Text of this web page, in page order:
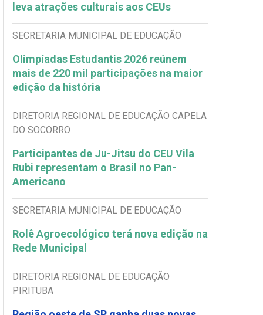
leva atrações culturais aos CEUs
SECRETARIA MUNICIPAL DE EDUCAÇÃO
Olimpíadas Estudantis 2026 reúnem
mais de 220 mil participações na maior
edição da história
DIRETORIA REGIONAL DE EDUCAÇÃO CAPELA
DO SOCORRO
Participantes de Ju-Jitsu do CEU Vila
Rubi representam o Brasil no Pan-
Americano
SECRETARIA MUNICIPAL DE EDUCAÇÃO
Rolê Agroecológico terá nova edição na
Rede Municipal
DIRETORIA REGIONAL DE EDUCAÇÃO
PIRITUBA